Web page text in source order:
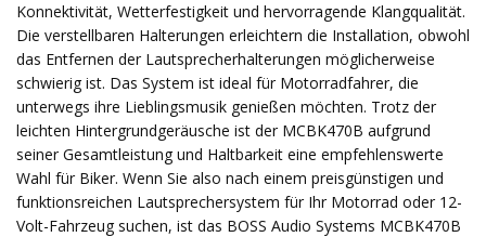
Konnektivität, Wetterfestigkeit und hervorragende Klangqualität.
Die verstellbaren Halterungen erleichtern die Installation, obwohl
das Entfernen der Lautsprecherhalterungen möglicherweise
schwierig ist. Das System ist ideal für Motorradfahrer, die
unterwegs ihre Lieblingsmusik genießen möchten. Trotz der
leichten Hintergrundgeräusche ist der MCBK470B aufgrund
seiner Gesamtleistung und Haltbarkeit eine empfehlenswerte
Wahl für Biker. Wenn Sie also nach einem preisgünstigen und
funktionsreichen Lautsprechersystem für Ihr Motorrad oder 12-
Volt-Fahrzeug suchen, ist das BOSS Audio Systems MCBK470B